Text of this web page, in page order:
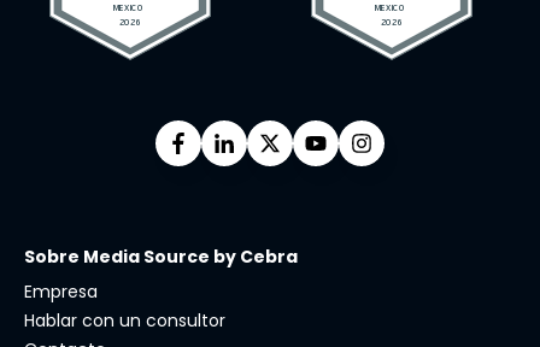
Sobre Media Source by Cebra
Empresa
Hablar con un consultor